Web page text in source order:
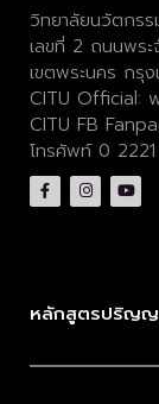
วิทยาลัยนวัตกร
เลขที่ 2 ถนนพระ
เขตพระนคร กรุ
CITU Official:
CITU FB
โทรศัพท์ 0
หลักสูตรปริญ